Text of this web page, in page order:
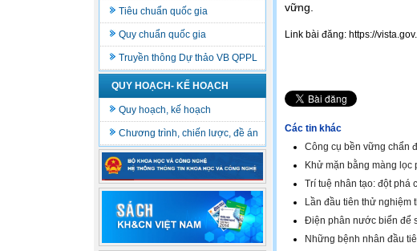
Tiêu chuẩn quốc gia
Quy chuẩn quốc gia
Truyền thông Dự thảo VB QPPL
QUY HOẠCH- KẾ HOẠCH
Quy hoạch, kế hoạch
Chương trình, chiến lược, đề án
vững.
Link bài đăng: https://
Các tin khác
Công cụ bền vững chẩn
Khử mặn bằng màng lọc
Trí tuệ nhân tạo: đột phá
Lần đầu tiên thử nghiệm
Điện phân nước biển để
Những bệnh nhân đầu